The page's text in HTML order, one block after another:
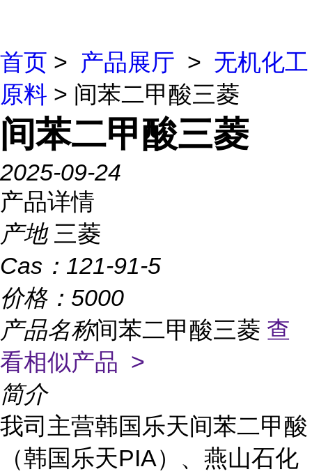
首页 > 产品展厅 > 无机化工
原料 > 间苯二甲酸三菱
间苯二甲酸三菱
2025-09-24
产品详情
产地 三菱
Cas： 121-91-5
价格： 5000
产品名称间苯二甲酸三菱 查
看相似产品 >
简介
我司主营韩国乐天间苯二甲酸
（韩国乐天PIA）、燕山石化